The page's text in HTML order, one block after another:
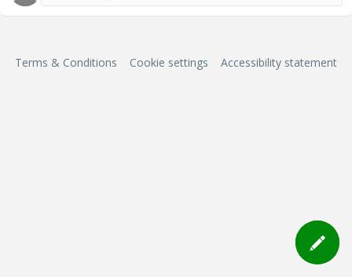
Terms & Conditions Cookie settings Accessibility statement